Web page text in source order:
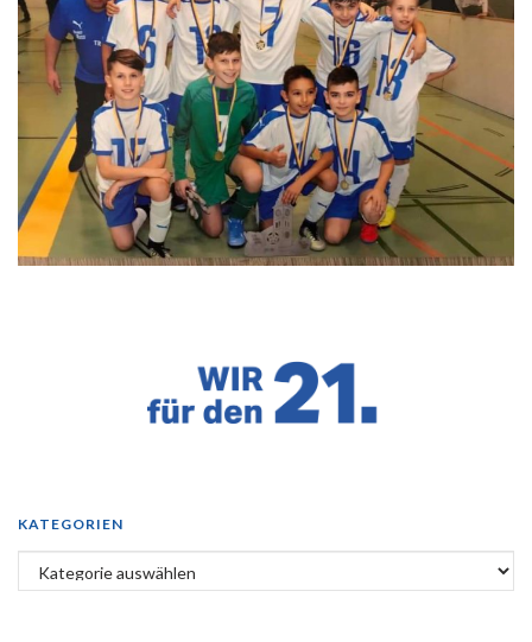
KATEGORIEN
Kategorien